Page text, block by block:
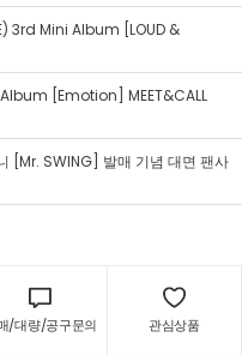
3rd Mini Album [LOUD &
[Emotion] MEET&CALL
[Mr. SWING] 발매 기념 대면 팬사
/대량/공구문의 관심상품